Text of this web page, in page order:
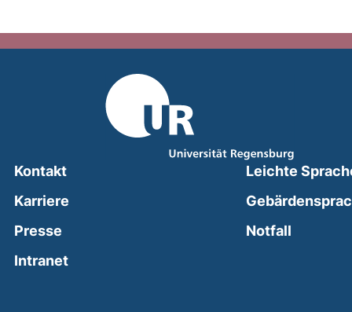
Kontakt
Karriere
Presse
Intranet(external link, opens in a new window)
Leichte
Notfall